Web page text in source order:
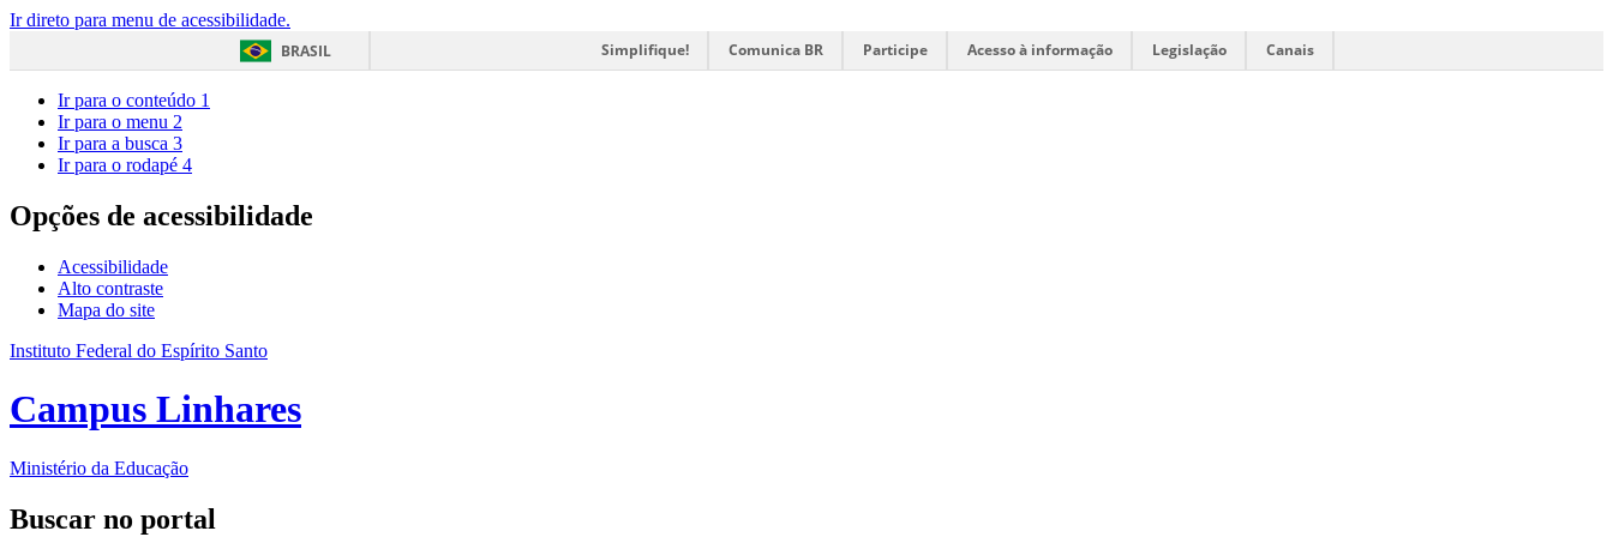
Ir direto para menu de acessibilidade.
BRASIL
Simplifique! Comunica BR Participe Acesso à informação Legislação Canais
Ir para o conteúdo 1
Ir para o menu 2
Ir para a busca 3
Ir para o rodapé 4
Opções de acessibilidade
Acessibilidade
Alto contraste
Mapa do site
Instituto Federal do Espírito Santo
Campus Linhares
Ministério da Educação
Buscar no portal